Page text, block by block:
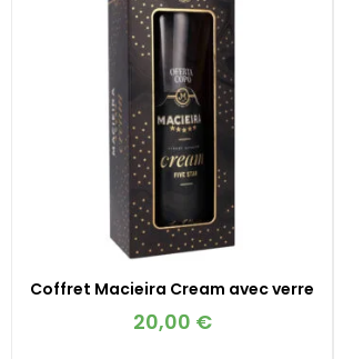
Coffret Macieira Cream avec verre
20,00 €